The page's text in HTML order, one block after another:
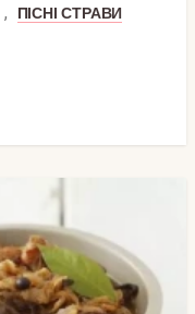
,
ПІСНІ СТРАВИ